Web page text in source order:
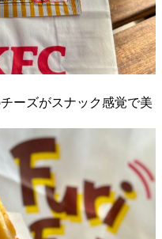
ーズがスナック感覚で美